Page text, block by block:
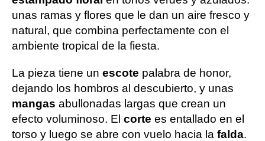
unas ramas y flores que le dan un aire fresco y
natural, que combina perfectamente con el
ambiente tropical de la fiesta.
La pieza tiene un escote palabra de honor,
dejando los hombros al descubierto, y unas
mangas abullonadas largas que crean un
efecto voluminoso. El corte es entallado en el
torso y luego se abre con vuelo hacia la falda.